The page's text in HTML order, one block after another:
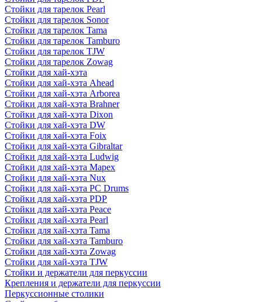
Стойки для тарелок Pearl
Стойки для тарелок Sonor
Стойки для тарелок Tama
Стойки для тарелок Tamburo
Стойки для тарелок TJW
Стойки для тарелок Zowag
Стойки для хай-хэта
Стойки для хай-хэта Ahead
Стойки для хай-хэта Arborea
Стойки для хай-хэта Brahner
Стойки для хай-хэта Dixon
Стойки для хай-хэта DW
Стойки для хай-хэта Foix
Стойки для хай-хэта Gibraltar
Стойки для хай-хэта Ludwig
Стойки для хай-хэта Mapex
Стойки для хай-хэта Nux
Стойки для хай-хэта PC Drums
Стойки для хай-хэта PDP
Стойки для хай-хэта Peace
Стойки для хай-хэта Pearl
Стойки для хай-хэта Tama
Стойки для хай-хэта Tamburo
Стойки для хай-хэта Zowag
Стойки для хай-хэта TJW
Стойки и держатели для перкуссии
Крепления и держатели для перкуссии
Перкуссионные столики